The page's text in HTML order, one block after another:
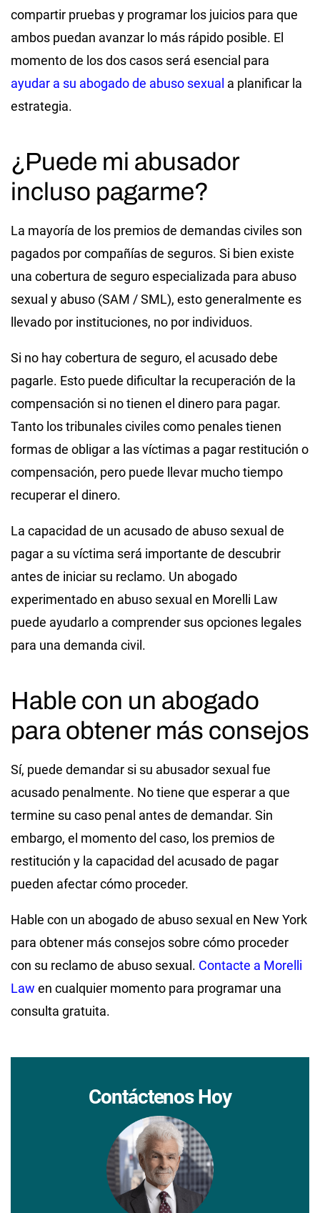
compartir pruebas y programar los juicios para que
ambos puedan avanzar lo más rápido posible. El
momento de los dos casos será esencial para
ayudar a su abogado de abuso sexual a planificar la
estrategia.
¿Puede mi abusador
incluso pagarme?
La mayoría de los premios de demandas civiles son
pagados por compañías de seguros. Si bien existe
una cobertura de seguro especializada para abuso
sexual y abuso (SAM / SML), esto generalmente es
llevado por instituciones, no por individuos.
Si no hay cobertura de seguro, el acusado debe
pagarle. Esto puede dificultar la recuperación de la
compensación si no tienen el dinero para pagar.
Tanto los tribunales civiles como penales tienen
formas de obligar a las víctimas a pagar restitución o
compensación, pero puede llevar mucho tiempo
recuperar el dinero.
La capacidad de un acusado de abuso sexual de
pagar a su víctima será importante de descubrir
antes de iniciar su reclamo. Un abogado
experimentado en abuso sexual en Morelli Law
puede ayudarlo a comprender sus opciones legales
para una demanda civil.
Hable con un abogado
para obtener más consejos
Sí, puede demandar si su abusador sexual fue
acusado penalmente. No tiene que esperar a que
termine su caso penal antes de demandar. Sin
embargo, el momento del caso, los premios de
restitución y la capacidad del acusado de pagar
pueden afectar cómo proceder.
Hable con un abogado de abuso sexual en New York
para obtener más consejos sobre cómo proceder
con su reclamo de abuso sexual. Contacte a Morelli
Law en cualquier momento para programar una
consulta gratuita.
Contáctenos Hoy